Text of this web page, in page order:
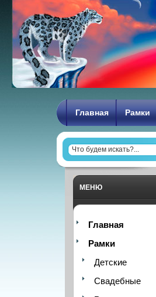
Главная Рамки
МЕНЮ
Главная
Рамки
Детские
Свадебные